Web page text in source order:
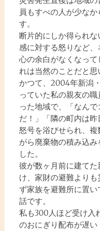
員もすべの人が少な
す。
断片的にしか得られ
感に対する怒りなど
心の余白がなくなっ
れは当然のことだと思
かつて、2004年新潟
っていた私の親友の
った地域で、「なん
だ！」「隣の町内は
怒号を浴びせられ、
がら廃棄物の積み込
した。
彼が数ヶ月前に建て
け、家財の避難より
ず家族を避難所に置
話です。
私も300人ほど受け入
のおにぎり配布が遅